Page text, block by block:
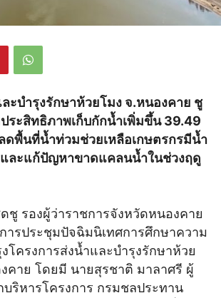
ะบำรุงรักษาห้วยโมง จ.หนองคาย ชู
ระสิทธิภาพเก็บกักน้ำเพิ่มขึ้น 39.49
ดพื้นที่น้ำท่วมช่วยเหลือเกษตรกรมีน้ำ
และแก้ปัญหาขาดแคลนน้ำในช่วงฤดู
ชู รองผู้ว่าราชการจังหวัดหนองคาย
ารประชุมปัจฉิมนิเทศการศึกษาความ
โครงการส่งน้ำและบำรุงรักษาห้วย
คาย โดยมี นายสุรชาติ มาลาศรี ผู้
ริหารโครงการ กรมชลประทาน